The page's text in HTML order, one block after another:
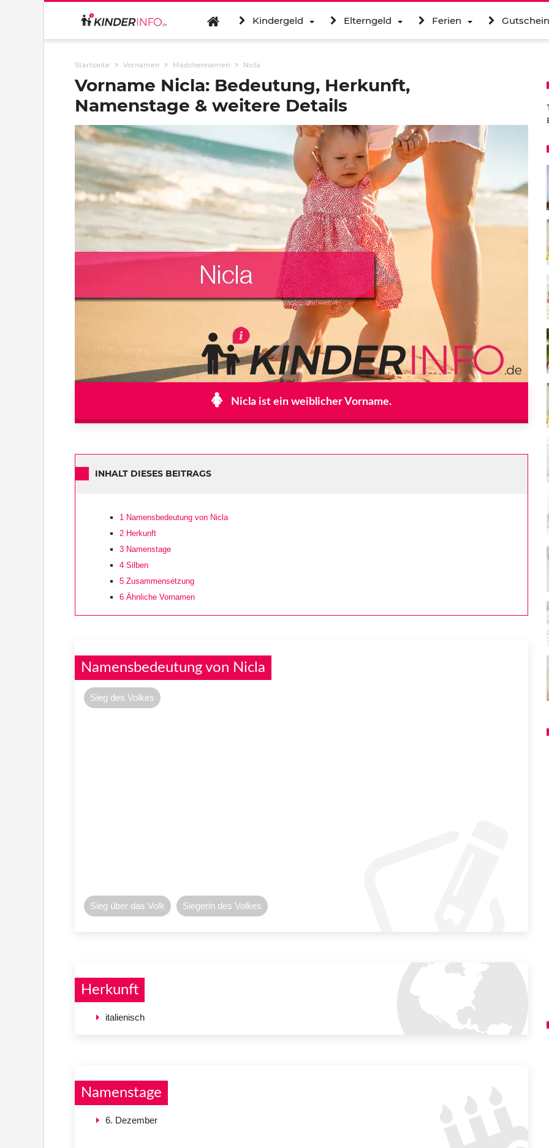
Kindergeld Elterngeld Ferien
Startseite Vornamen Mädchennamen Nicla
Vorname Nicla: Bedeutung, Herkunft,
Namenstage & weitere Details
Nicla ist ein weiblicher Vorname.
INHALT DIESES BEITRAGS
1 Namensbedeutung von Nicla
2 Herkunft
3 Namenstage
4 Silben
5 Zusammensetzung
6 Ähnliche Vornamen
Namensbedeutung von Nicla
Sieg des Volkes
Sieg über das Volk Siegerin des Volkes
Herkunft
italienisch
Namenstage
6. Dezember